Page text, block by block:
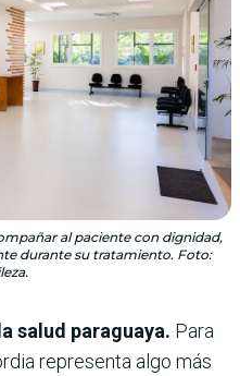
al paciente con dignidad,
durante su tratamiento. Foto:
salud paraguaya. Para
representa algo más